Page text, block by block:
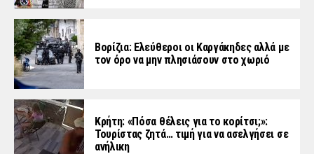
Βορίζια: Ελεύθεροι οι Καργάκηδες αλλά με
τον όρο να μην πλησιάσουν στο χωριό
Κρήτη: «Πόσα θέλεις για το κορίτσι;»:
Τουρίστας ζητά… τιμή για να ασελγήσει σε
ανήλικη